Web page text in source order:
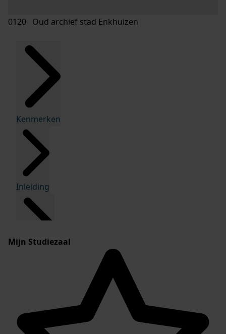
0120 Oud archief stad Enkhuizen
Kenmerken
Inleiding
Mijn Studiezaal